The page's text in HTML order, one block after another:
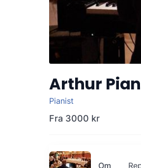
Arthur
Pianist
Fra 3000 kr
Om